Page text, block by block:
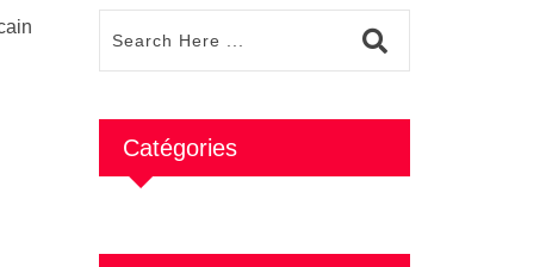
Catégories